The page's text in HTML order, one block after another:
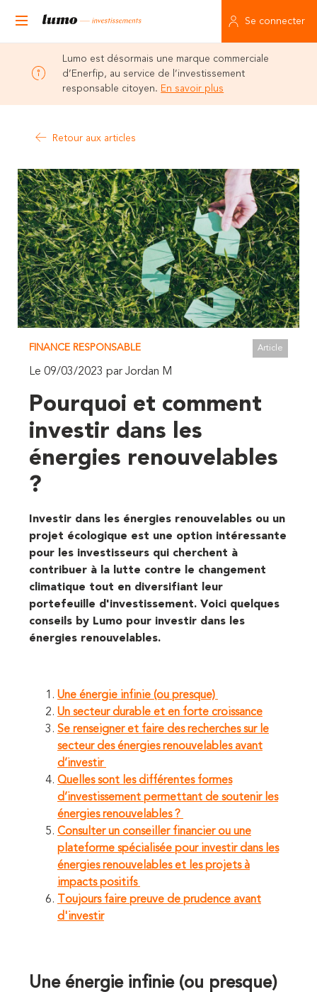
Se connecter
Lumo est désormais une marque commerciale
d’Enerfip, au service de l’investissement
responsable citoyen. En savoir plus
Retour aux articles
FINANCE RESPONSABLE Article
Le 09/03/2023 par Jordan M
Pourquoi et comment
investir dans les
énergies renouvelables
?
Investir dans les énergies renouvelables ou un
projet écologique est une option intéressante
pour les investisseurs qui cherchent à
contribuer à la lutte contre le changement
climatique tout en diversifiant leur
portefeuille d'investissement. Voici quelques
conseils by Lumo pour investir dans les
énergies renouvelables.
Une énergie infinie (ou presque)
Un secteur durable et en forte croissance
Se renseigner et faire des recherches sur le
secteur des énergies renouvelables avant
d’investir
Quelles sont les différentes formes
d’investissement permettant de soutenir les
énergies renouvelables ?
Consulter un conseiller financier ou une
plateforme spécialisée pour investir dans les
énergies renouvelables et les projets à
impacts positifs
Toujours faire preuve de prudence avant
d'investir
Une énergie infinie (ou presque)